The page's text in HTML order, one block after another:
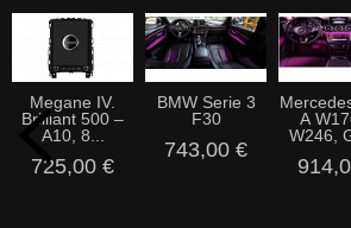
Megane IV.
Brilliant 500 –
A10, 8...
725,00 €
BMW Serie 3
F30
743,00 €
A
W246,